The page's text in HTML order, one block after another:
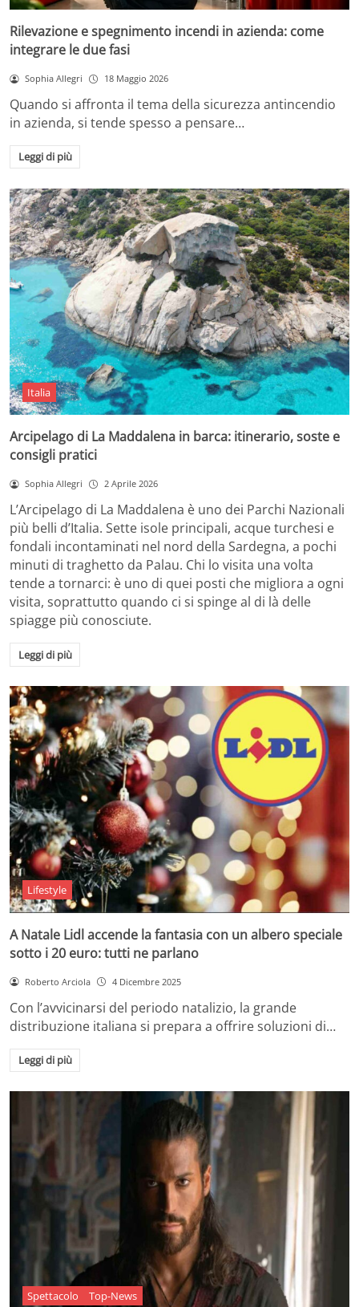
Rilevazione e spegnimento incendi in azienda: come
integrare le due fasi
Sophia Allegri 18 Maggio 2026
Quando si affronta il tema della sicurezza antincendio
in azienda, si tende spesso a pensare…
Leggi di più
Italia
Arcipelago di La Maddalena in barca: itinerario, soste e
consigli pratici
Sophia Allegri 2 Aprile 2026
L’Arcipelago di La Maddalena è uno dei Parchi Nazionali
più belli d’Italia. Sette isole principali, acque turchesi e
fondali incontaminati nel nord della Sardegna, a pochi
minuti di traghetto da Palau. Chi lo visita una volta
tende a tornarci: è uno di quei posti che migliora a ogni
visita, soprattutto quando ci si spinge al di là delle
spiagge più conosciute.
Leggi di più
Lifestyle
A Natale Lidl accende la fantasia con un albero speciale
sotto i 20 euro: tutti ne parlano
Roberto Arciola 4 Dicembre 2025
Con l’avvicinarsi del periodo natalizio, la grande
distribuzione italiana si prepara a offrire soluzioni di…
Leggi di più
Spettacolo Top-News